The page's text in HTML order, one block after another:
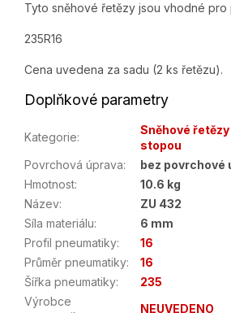
Tyto sněhové řetězy jsou vhodné pro
235R16
Cena uvedena za sadu (2 ks řetězu).
Doplňkové parametry
Kategorie:
Sněhové
stopou
Povrchová úprava:
bez povrchové
Hmotnost:
10.6 kg
Název:
ZU 432
Síla materiálu:
6 mm
Profil pneumatiky:
16
Průměr pneumatiky:
16
Šířka pneumatiky:
235
Výrobce
NEUVEDENO